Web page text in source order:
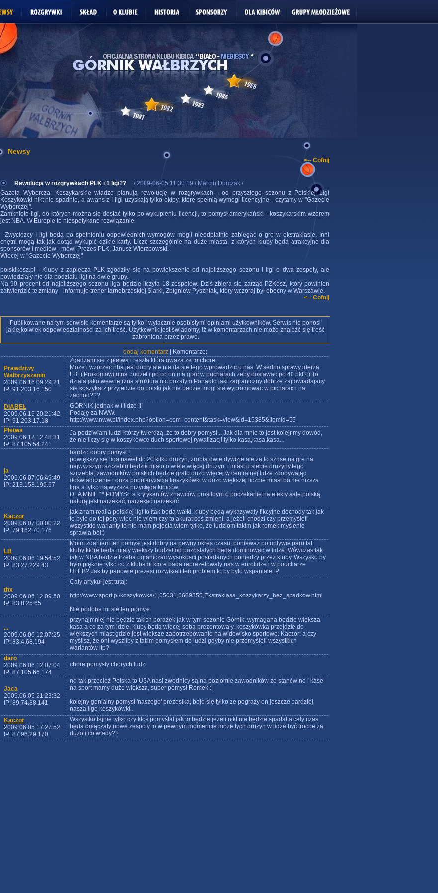
Newsy
<-- Cofnij
Rewolucja w rozgrywkach PLK i 1 ligi??
/ 2009-06-05 11:30:19 / Marcin Durczak /
Gazeta Wyborcza: Koszykarskie władze planują rewolucję w rozgrywkach - od przyszłego sezonu z Polskiej Ligi
Koszykówki nikt nie spadnie, a awans z I ligi uzyskają tylko ekipy, które spełnią wymogi licencyjne - czytamy w "Gazecie
Wyborczej".
Zamknięte ligi, do których można się dostać tylko po wykupieniu licencji, to pomysł amerykański - koszykarskim wzorem
jest NBA. W Europie to niespotykane rozwiązanie.
- Zwycięzcy I ligi będą po spełnieniu odpowiednich wymogów mogli nieodpłatnie zabiegać o grę w ekstraklasie. Inni
chętni mogą tak jak dotąd wykupić dzikie karty. Liczę szczególnie na duże miasta, z których kluby będą atrakcyjne dla
sponsorów i mediów - mówi Prezes PLK, Janusz Wierzbowski.
Więcej w "Gazecie Wyborczej"
polskikosz.pl - Kluby z zaplecza PLK zgodziły się na powiększenie od najbliższego sezonu I ligi o dwa zespoły, ale
powiedziały nie dla podziału ligi na dwie grupy.
Na 90 procent od najbliższego sezonu liga będzie liczyła 18 zespołów. Dziś zbiera się zarząd PZKosz, który powinien
zatwierdzić te zmiany - informuje trener tarnobrzeskiej Siarki, Zbigniew Pyszniak, który wczoraj był obecny w Warszawie.
<-- Cofnij
Publikowane na tym serwisie komentarze są tylko i wyłącznie osobistymi opiniami użytkowników. Serwis nie ponosi
jakiejkolwiek odpowiedzialności za ich treść. Użytkownik jest świadomy, iż w komentarzach nie może znaleźć się treść
zabroniona przez prawo.
dodaj komentarz| Komentarze:
Prawdziwy
Wałbrzyszanin
2009.06.16 09:29:21
IP: 91.203.16.150
Zgadzam sie z płetwa i reszta która uwaza ze to chore.
Moze i wzorzec nba jest dobry ale nie da sie tego wprowadzic u nas. W sedno sprawy iderza
LB :) Prokomowi utna budzet i po co on ma grac w pucharach zeby dostawac po 40 pkt?:) To
dziala jako wewnetrzna struktura nic pozatym Ponadto jaki zagraniczny dobrze zapowiadajacy
sie koszykarz przyjedzie do polski jak nie bedzie mogl sie wypromowac w picharach na
zachod???
DIABEŁ
2009.06.15 20:21:42
IP: 91.203.17.18
GÓRNIK jednak w I lidze !!!
Podaję za NWW.
http://www.nww.pl/index.php?option=com_content&task=view&id=15385&Itemid=55
Płetwa
2009.06.12 12:48:31
IP: 87.105.54.241
Ja podziwiam ludzi którzy twierdzą, że to dobry pomysł... Jak dla mnie to jest kolejnmy dowód,
że nie liczy się w koszykówce duch sportowej rywalizacji tylko kasa,kasa,kasa...
ja
2009.06.07 06:49:49
IP: 213.158.199.67
bardzo dobry pomysł !
powiększy się liga nawet do 20 kilku drużyn, zrobią dwie dywizje ale za to sznse na gre na
najwyższym szczeblu będzie miało o wiele więcej drużyn, i miast u siebie drużyny tego
szczebla, zawodników polskich będzie grało dużo więcej w centralnej lidze zdobywając
doświadczenie i duża popularyzacja koszykówki w dużo większej liczbie miast bo nie niższa
liga a tylko najwyższa przyciąga kibiców.
DLA MNIE ** POMYSŁ a krytykantów znawców prosiłbym o poczekanie na efekty aale polską
naturą jest narzekać, narzekać narzekać
Kaczor
2009.06.07 00:00:22
IP: 79.162.70.176
jak znam realia polskiej ligi to itak będą wałki, kluby będą wykazywały fikcyjne dochody tak jak
to było do tej pory więc nie wiem czy to akurat coś zmieni, a jeżeli chodzi czy przemyśleli
wszystkie warianty to nie mam pojęcia wiem tylko, że ludziom takim jak romek myślenie
sprawia ból:)
LB
2009.06.06 19:54:52
IP: 83.27.229.43
Moim zdaniem ten pomysł jest dobry na pewny okres czasu, ponieważ po upływie paru lat
kluby ktore beda mialy wiekszy budżet od pozostalych beda dominowac w lidze. Wówczas tak
jak w NBA badzie trzeba ograniczac wysokosci posiadanych poniedzy przez kluby. Wszysko by
było pięknie tylko co z klubami ktore bada reprezetowaly nas w eurolidze i w poucharze
ULEB? Jak by panowie prezesi rozwikłali ten problem to by bylo wspaniale :P
thx
2009.06.06 12:09:50
IP: 83.8.25.65
Cały artykuł jest tutaj:
http://www.sport.pl/koszykowka/1,65031,6689355,Ekstraklasa_koszykarzy_bez_spadkow.html
Nie podoba mi sie ten pomysł
...
2009.06.06 12:07:25
IP: 83.4.68.194
przynajmniej nie będzie takich porażek jak w tym sezonie Górnik. wymagana będzie większa
kasa a co za tym idzie, kluby będą więcej sobą prezentowały. koszykówka przejdzie do
większych miast gdzie jest większe zapotrzebowanie na widowisko sportowe. Kaczor: a czy
myślisz, że oni wyszliby z takim pomysłem do ludzi gdyby nie przemyśleli wszystkich
wariantów itp?
daro
2009.06.06 12:07:04
IP: 87.105.66.174
chore pomysly chorych ludzi
Jaca
2009.06.05 21:23:32
IP: 89.74.88.141
no tak przecież Polska to USA nasi zwodnicy są na poziomie zawodników ze stanów no i kase
na sport mamy dużo większa, super pomysł Romek :|
kolejny genialny pomysł 'naszego' prezesika, boje się tylko ze pogrąży on jeszcze bardziej
nasza ligę koszykówki..
Kaczor
2009.06.05 17:27:52
IP: 87.96.29.170
Wszystko fajnie tylko czy ktoś pomyślał jak to będzie jeżeli nikt nie będzie spadał a cały czas
będą dołączały nowe zespoły to w pewnym momencie może tych drużyn w lidze być troche za
dużo i co wtedy??